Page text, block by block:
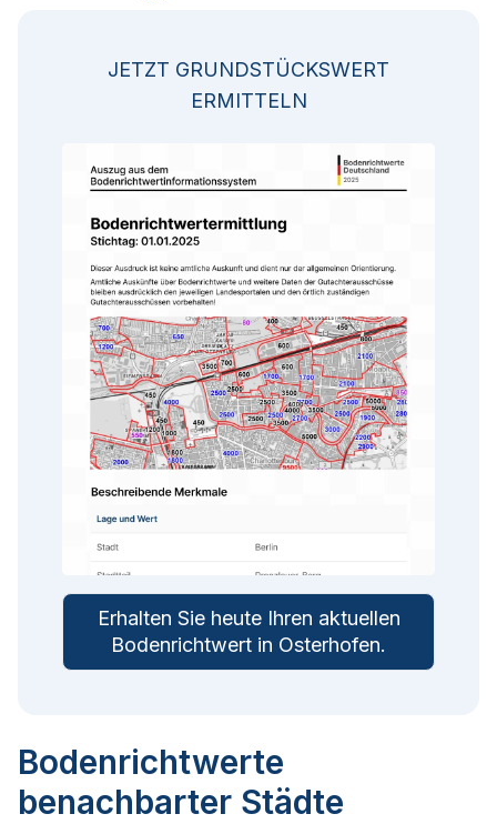
JETZT GRUNDSTÜCKSWERT
ERMITTELN
Erhalten Sie heute Ihren aktuellen
Bodenrichtwert in Osterhofen.
Bodenrichtwerte
benachbarter Städte